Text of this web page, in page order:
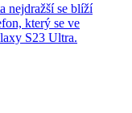
nejdražší se blíží
který se ve
S23 Ultra.